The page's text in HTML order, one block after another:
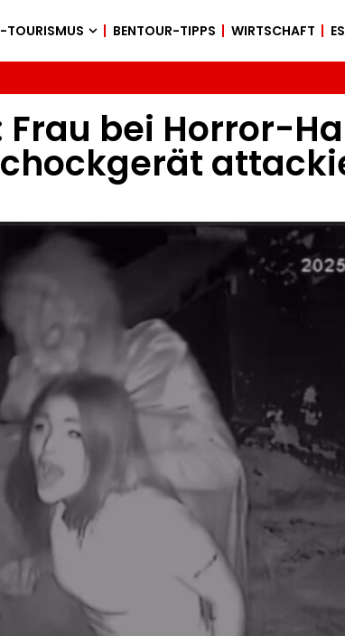
TOURISMUS BENTOUR-TIPPS WIRTSCHAFT
bei Horror-